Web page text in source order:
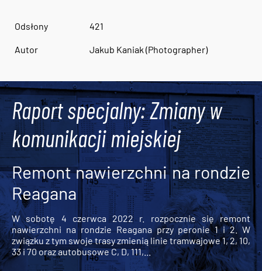
Odsłony 421
Autor Jakub Kaniak (Photographer)
Raport specjalny: Zmiany w
komunikacji miejskiej
Remont nawierzchni na rondzie
Reagana
W sobotę 4 czerwca 2022 r. rozpocznie się remont
nawierzchni na rondzie Reagana przy peronie 1 i 2. W
związku z tym swoje trasy zmienią linie tramwajowe 1, 2, 10,
33 i 70 oraz autobusowe C, D, 111,...